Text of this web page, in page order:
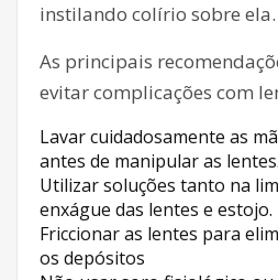
instilando colírio sobre ela.
As principais
evitar complicações com
Lavar cuidadosamente as
antes de manipular as lentes.
Utilizar soluções tanto na
enxágue das lentes e estojo.
Friccionar as lentes para
os depósitos